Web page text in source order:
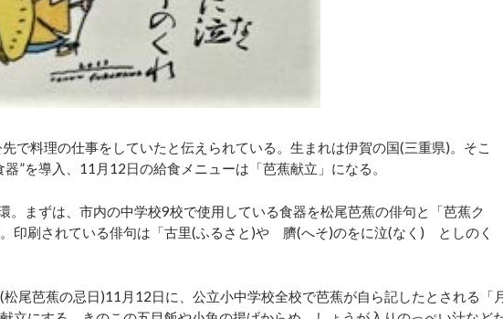
で料理の仕事をしていたと伝えられている。生まれは伊賀の国(三重県)。そこ
”を導入、11月12日の給食メニューは「芭蕉献立」になる。
まずは、市内の中学校9校で使用している食器を松尾芭蕉の俳句と「芭蕉ク
印刷されている俳句は「古里(ふるさと)や 臍(へそ)のをに泣(なく) としのく
尾芭蕉の忌日)11月12日に、公立小中学校全校で芭蕉が自ら記したとされる「